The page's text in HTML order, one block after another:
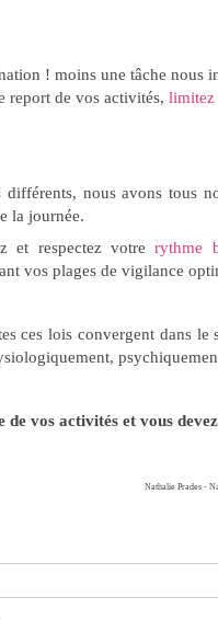
! moins une tâche nous
report de vos activités, limitez
différents, nous avons tous
la journée.
et respectez votre rythme
vos plages de vigilance
ces lois convergent dans le
de vos activités et vous
Nathalie Prades -